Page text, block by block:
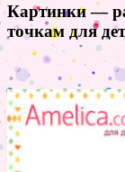
Картинки —
точкам для